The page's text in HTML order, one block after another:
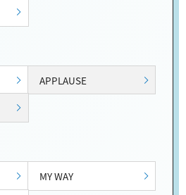
APPLAUSE
MY WAY